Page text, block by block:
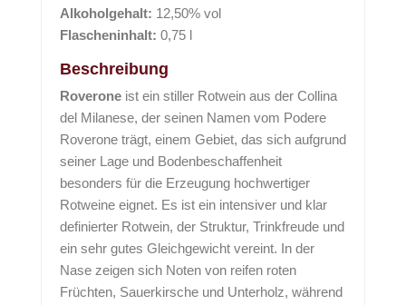
Alkoholgehalt: 12,50% vol
Flascheninhalt: 0,75 l
Beschreibung
Roverone ist ein stiller Rotwein aus der Collina
del Milanese, der seinen Namen vom Podere
Roverone trägt, einem Gebiet, das sich aufgrund
seiner Lage und Bodenbeschaffenheit
besonders für die Erzeugung hochwertiger
Rotweine eignet. Es ist ein intensiver und klar
definierter Rotwein, der Struktur, Trinkfreude und
ein sehr gutes Gleichgewicht vereint. In der
Nase zeigen sich Noten von reifen roten
Früchten, Sauerkirsche und Unterholz, während